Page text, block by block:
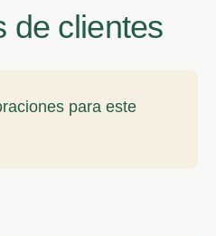
de clientes
para este